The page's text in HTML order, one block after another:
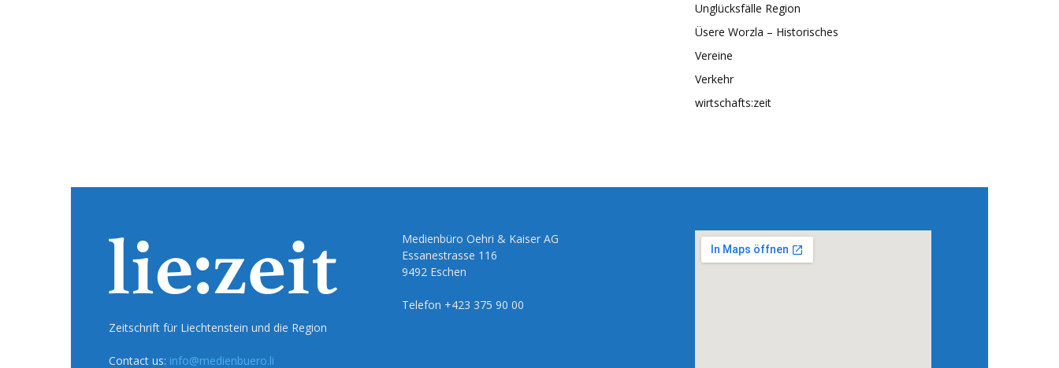
Unglücksfälle Region
Üsere Worzla – Historisches
Vereine
Verkehr
wirtschafts:zeit
Zeitschrift für Liechtenstein und die Region
Contact us: info@medienbuero.li
Medienbüro Oehri & Kaiser AG
Essanestrasse 116
9492 Eschen
Telefon +423 375 90 00